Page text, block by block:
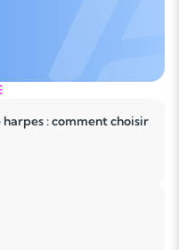
: comment choisir